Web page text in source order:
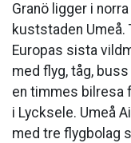
Granö ligger i
kuststaden Umeå.
Europas sista
med flyg, tåg,
en timmes bilresa
i Lycksele. Umeå
med tre flygbolag